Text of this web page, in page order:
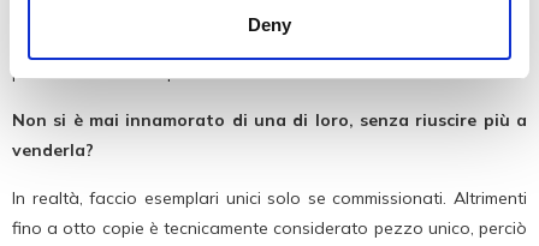
Deny
passa alla fusione a cera persa del bronzo. Le mie donne
possono arrivare a pesare oltre cento chili.
Non si è mai innamorato di una di loro, senza riuscire più a
venderla?
In realtà, faccio esemplari unici solo se commissionati. Altrimenti
fino a otto copie è tecnicamente considerato pezzo unico, perciò